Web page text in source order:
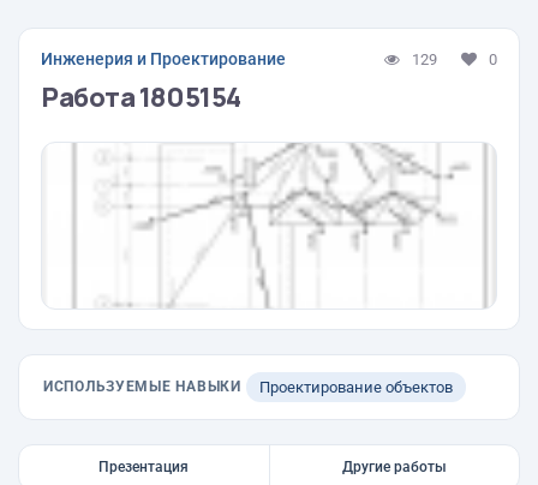
Инженерия и Проектирование 129 0
Работа 1805154
ИСПОЛЬЗУЕМЫЕ НАВЫКИ Проектирование объектов
Презентация Другие работы